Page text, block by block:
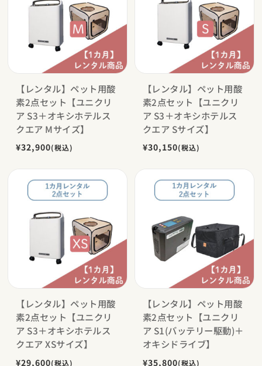
【レンタル】ペット用酸
素2点セット【ユニクリ
ア S3＋オキシホテルス
クエア Mサイズ】
¥32,900(税込)
【レンタル】ペット用酸
素2点セット【ユニクリ
ア S3＋オキシホテルス
クエア Sサイズ】
¥30,150(税込)
【レンタル】ペット用酸
素2点セット【ユニクリ
ア S3＋オキシホテルス
クエア XSサイズ】
¥29,600(税込)
【レンタル】ペット用酸
素2点セット【ユニクリ
ア S1(バッテリー駆動)＋
オキシドライブ】
¥35,800(税込)